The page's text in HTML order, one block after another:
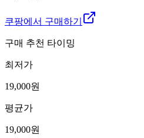
쿠팡에서 구매하기
구매 추천 타이밍
최저가
19,000원
평균가
19,000원